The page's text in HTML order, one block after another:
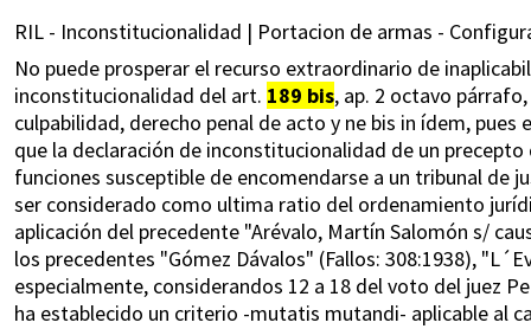
RIL - Inconstitucionalidad | Portacion de armas -
No puede prosperar el recurso extraordinario de
inconstitucionalidad del art. 189 bis, ap. 2 octavo
culpabilidad, derecho penal de acto y ne bis in ídem,
que la declaración de inconstitucionalidad de un
funciones susceptible de encomendarse a un tribunal de
ser considerado como ultima ratio del ordenamiento
aplicación del precedente "Arévalo, Martín Salomón s/
los precedentes "Gómez Dávalos" (Fallos: 308:1938),
especialmente, considerandos 12 a 18 del voto del juez
ha establecido un criterio -mutatis mutandi- aplicable al